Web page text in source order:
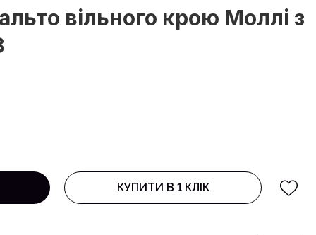
вільного крою Моллі з
КУПИТИ В 1 КЛІК